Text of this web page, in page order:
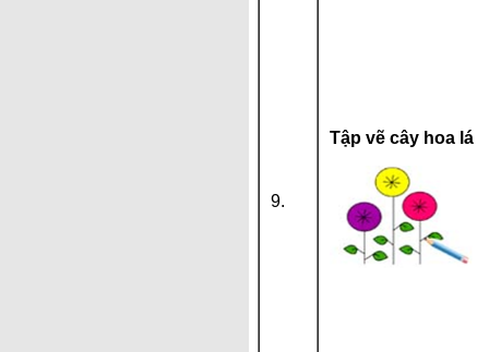
9.
Tập vẽ cây hoa lá